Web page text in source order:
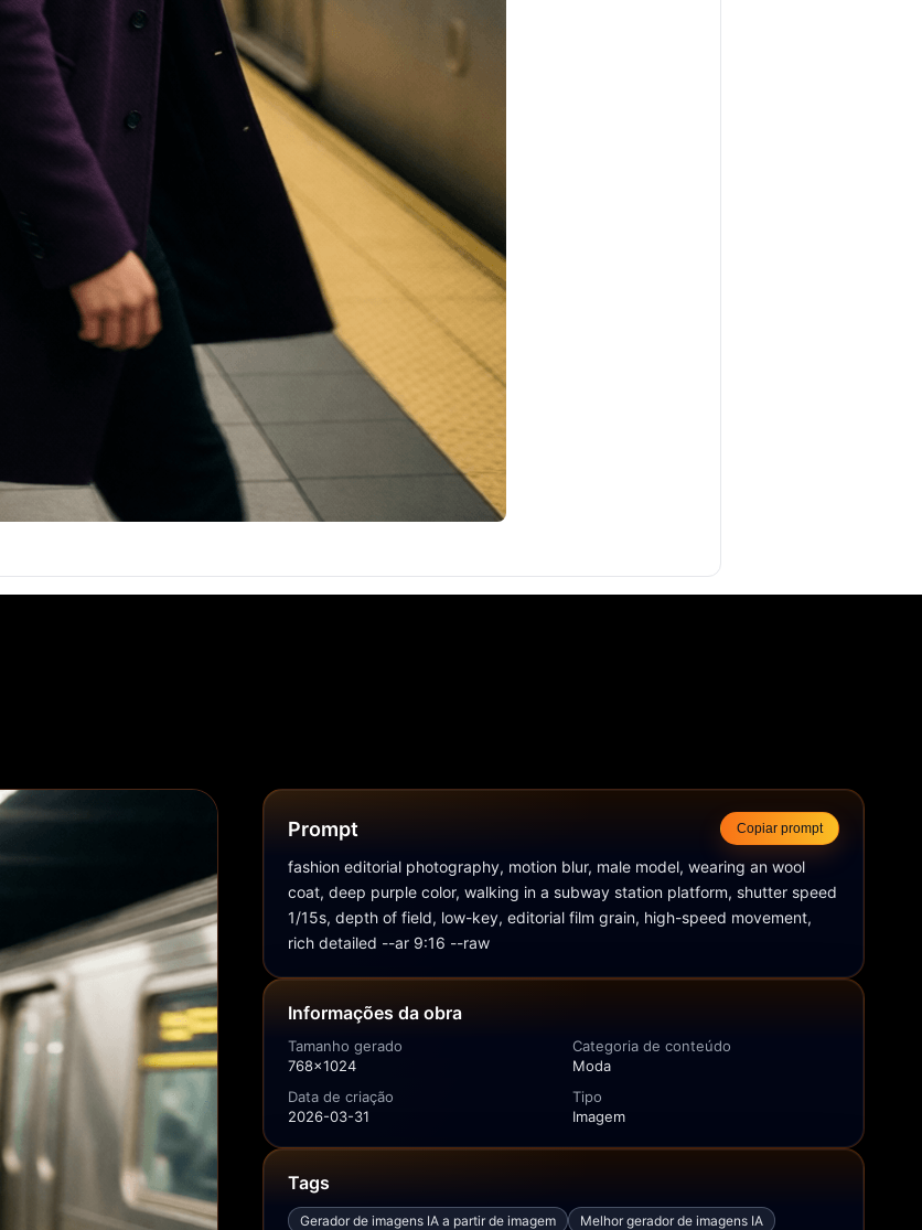
Prompt Copiar prompt
fashion editorial photography, motion blur, male model, wearing an wool
coat, deep purple color, walking in a subway station platform, shutter speed
1/15s, depth of field, low-key, editorial film grain, high-speed movement,
rich detailed --ar 9:16 --raw
Informações da obra
Tamanho gerado
768x1024
Categoria de conteúdo
Moda
Data de criação
2026-03-31
Tipo
Imagem
Tags
Gerador de imagens IA a partir de imagem
Melhor gerador de imagens IA